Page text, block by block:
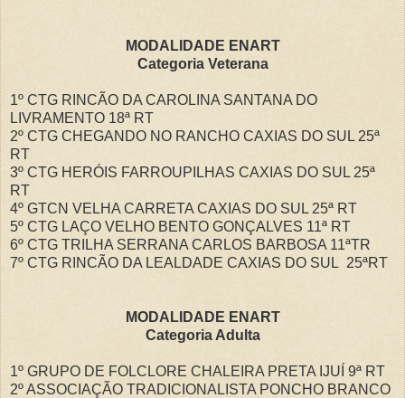
MODALIDADE ENART
Categoria Veterana
1º CTG RINCÃO DA CAROLINA SANTANA DO
LIVRAMENTO 18ª RT
2º CTG CHEGANDO NO RANCHO CAXIAS DO SUL 25ª
RT
3º CTG HERÓIS FARROUPILHAS CAXIAS DO SUL 25ª
RT
4º GTCN VELHA CARRETA CAXIAS DO SUL 25ª RT
5º CTG LAÇO VELHO BENTO GONÇALVES 11ª RT
6º CTG TRILHA SERRANA CARLOS BARBOSA 11ªTR
7º CTG RINCÃO DA LEALDADE CAXIAS DO SUL 25ªRT
MODALIDADE ENART
Categoria Adulta
1º GRUPO DE FOLCLORE CHALEIRA PRETA IJUÍ 9ª RT
2º ASSOCIAÇÃO TRADICIONALISTA PONCHO BRANCO